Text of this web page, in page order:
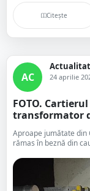
Citește
AC 24 aprilie
FOTO.
transformator
Aproape jumătate din
rămas în beznă din